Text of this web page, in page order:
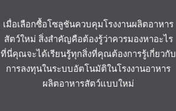
เมื่อเลือกซื้อโซลูชันควบคุมโรงงานผลิตอาหาร
สัตว์ใหม่ สิ่งสำคัญคือต้องรู้ว่าควรมองหาอะไร
ที่นี่คุณจะได้เรียนรู้ทุกสิ่งที่คุณต้องการรู้เกี่ยวกับ
การลงทุนในระบบอัตโนมัติในโรงงานอาหาร
ผลิตอาหารสัตว์แบบใหม่